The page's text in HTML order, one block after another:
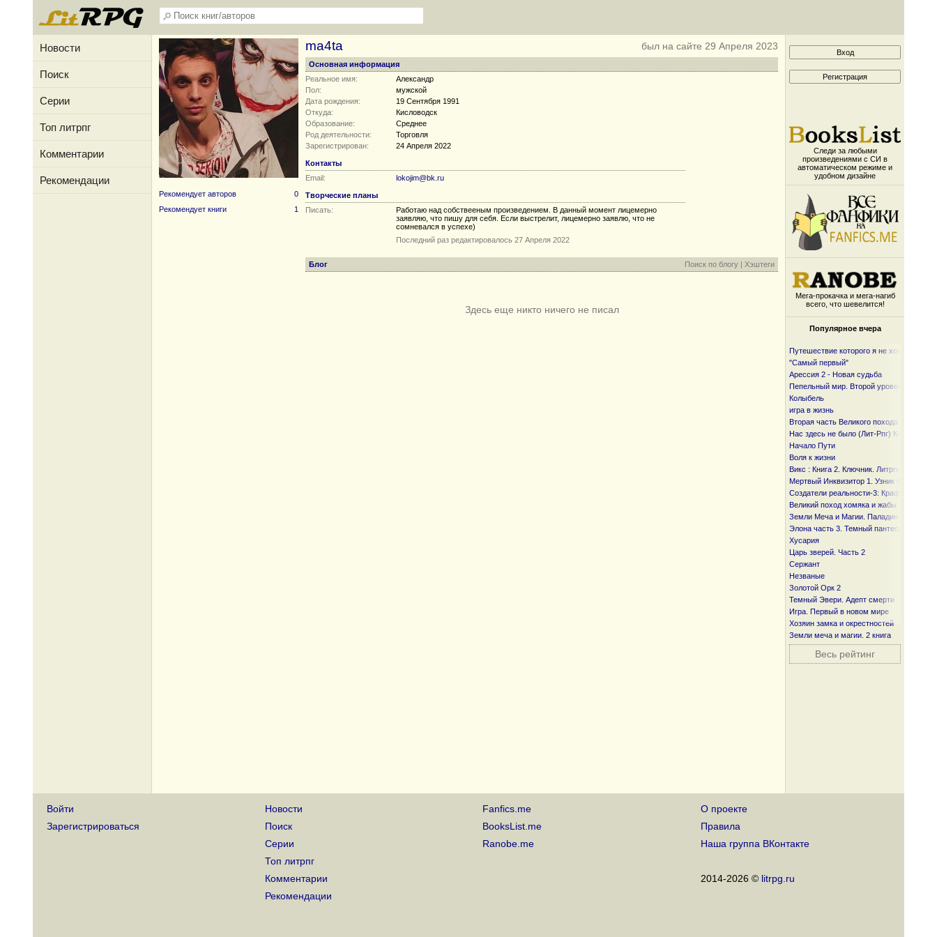
Новости
Поиск
Серии
Топ литрпг
Комментарии
Рекомендации
Рекомендует авторов
0
Рекомендует книги
1
ma4ta был на сайте 29 Апреля 2023
Основная информация
Реальное имя:
Александр
Пол:
мужской
Дата рождения:
19 Сентября 1991
Откуда:
Кисловодск
Образование:
Среднее
Род деятельности:
Торговля
Зарегистрирован:
24 Апреля 2022
Контакты
Email:
lokojim@bk.ru
Творческие планы
Писать:
Работаю над собствееным произведением. В данный момент лицемерно
заявляю, что пишу для себя. Если выстрелит, лицемерно заявлю, что не
сомневался в успехе)
Последний раз редактировалось 27 Апреля 2022
Блог Поиск по блогу | Хэштеги
Здесь еще никто ничего не писал
Следи за любыми
произведениями с СИ в
автоматическом режиме и
удобном дизайне
Мега-прокачка и мега-нагиб
всего, что шевелится!
Популярное вчера
Путешествие которого я не хотел
"Самый первый"
Арессия 2 - Новая судьба
Пепельный мир. Второй уровень
Колыбель
игра в жизнь
Вторая часть Великого похода. От
Нас здесь не было (Лит-Рпг) Книга I и I I
Начало Пути
Воля к жизни
Викс : Книга 2. Ключник. Литрпг
Мертвый Инквизитор 1. Узник Фанмира
Создатели реальности-3: Крафтер
Великий поход хомяка и жабы
Земли Меча и Магии. Паладин
Элона часть 3. Темный пантеон
Хусария
Царь зверей. Часть 2
Сержант
Незваные
Золотой Орк 2
Темный Эвери. Адепт смерти
Игра. Первый в новом мире
Хозяин замка и окрестностей
Земли меча и магии. 2 книга
Весь рейтинг
Войти
Зарегистрироваться
Новости
Поиск
Серии
Топ литрпг
Комментарии
Рекомендации
Fanfics.me
BooksList.me
Ranobe.me
О проекте
Правила
Наша группа ВКонтакте
2014-2026 © litrpg.ru